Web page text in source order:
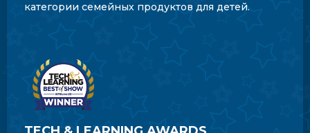
категории семейных продуктов для детей.